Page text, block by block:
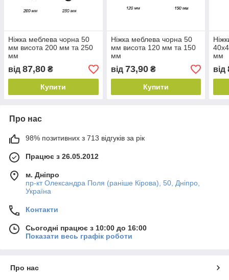
Ніжка меблева чорна 50
мм висота 200 мм та 250
мм
від 87,80 ₴
Купити
Ніжка меблева чорна 50
мм висота 120 мм та 150
мм
від 73,90₴
Купити
мм
від
Про нас
98% позитивних з 713 відгуків за рік
Працює з 26.05.2012
м. Дніпро
пр-кт Олександра Поля (раніше Кірова), 50, Дніпро,
Україна
Контакти
Сьогодні працює з 10:00 до 16:00
Показати весь графік роботи
Про нас